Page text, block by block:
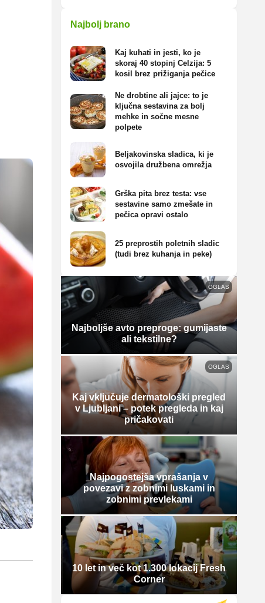
Najbolj brano
Kaj kuhati in jesti, ko je
skoraj 40 stopinj Celzija: 5
kosil brez prižiganja pečice
Ne drobtine ali jajce: to je
ključna sestavina za bolj
mehke in sočne mesne
polpete
Beljakovinska sladica, ki je
osvojila družbena omrežja
Grška pita brez testa: vse
sestavine samo zmešate in
pečica opravi ostalo
25 preprostih poletnih sladic
(tudi brez kuhanja in peke)
OGLAS
Najboljše avto preproge: gumijaste
ali tekstilne?
OGLAS
Kaj vključuje dermatološki pregled
v Ljubljani – potek pregleda in kaj
pričakovati
Najpogostejša vprašanja v
povezavi z zobnimi luskami in
zobnimi prevlekami
10 let in več kot 1.300 lokacij Fresh
Corner